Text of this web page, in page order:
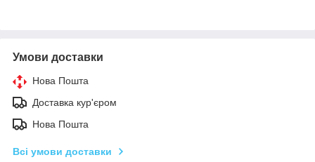
Умови доставки
Нова Пошта
Доставка кур'єром
Нова Пошта
Всі умови доставки